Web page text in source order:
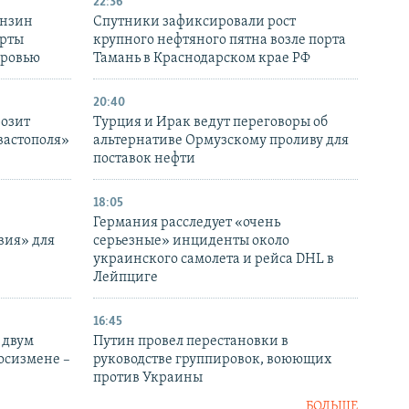
Спутники зафиксировали рост
крупного нефтяного пятна возле порта
Тамань в Краснодарском крае РФ
20:40
Турция и Ирак ведут переговоры об
альтернативе Ормузскому проливу для
поставок нефти
для
18:05
Германия расследует «очень
серьезные» инциденты около
украинского самолета и рейса DHL в
Лейпциге
–
16:45
Путин провел перестановки в
руководстве группировок, воюющих
против Украины